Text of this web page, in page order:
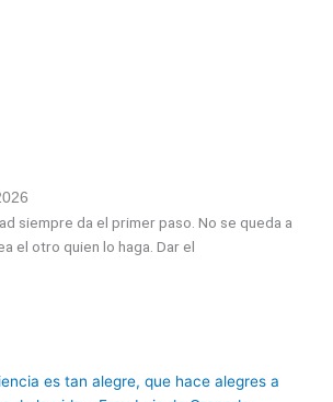
siempre da el primer paso. No se queda a
el otro quien lo haga. Dar el